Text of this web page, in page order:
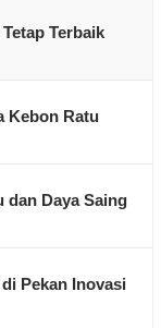
Terbaik
Kebon Ratu
dan Daya Saing
Pekan Inovasi